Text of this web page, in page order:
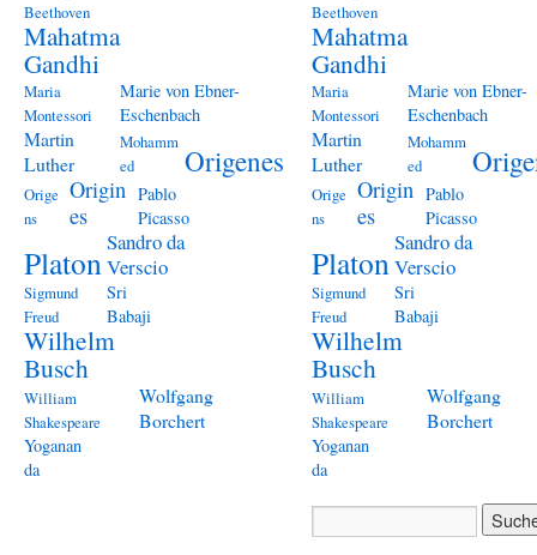
Beethoven
Mahatma
Gandhi
Maria
Montessori
Marie von Ebner-
Eschenbach
Martin
Luther
Mohamm
ed
Origenes
Orige
ns
Origin
es
Pablo
Picasso
Platon
Sandro da
Verscio
Sigmund
Freud
Sri
Babaji
Wilhelm
Busch
William
Shakespeare
Wolfgang
Borchert
Yoganan
da
Beethoven
Mahatma
Gandhi
Maria
Montessori
Marie von Ebner-
Eschenbach
Martin
Luther
Mohamm
ed
Orige
ns
Origin
es
Pablo
Picasso
Platon
Sandro da
Verscio
Sigmund
Freud
Sri
Babaji
Wilhelm
Busch
William
Shakespeare
Wolfgang
Borchert
Yoganan
da